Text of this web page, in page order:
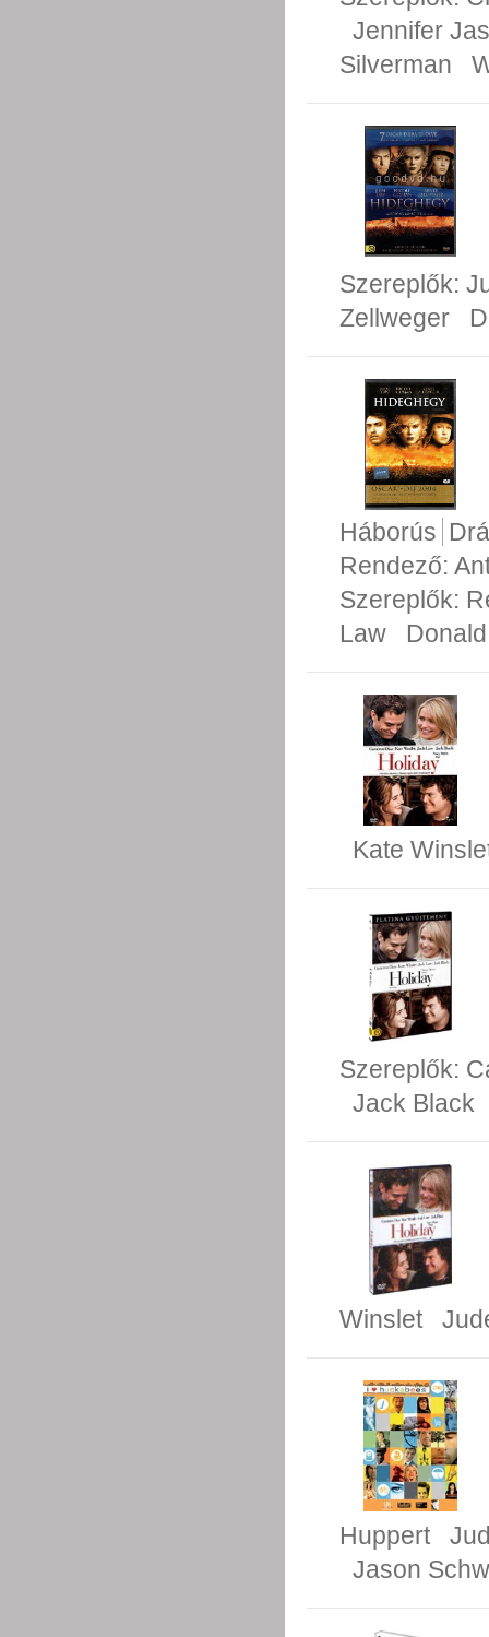
Jennifer
Silverman
Szereplők:
Zellweger
Háborús
Rendező:
Szereplők:
Law
Kate
Szereplők:
Jack Black
Winslet
Huppert
Jason